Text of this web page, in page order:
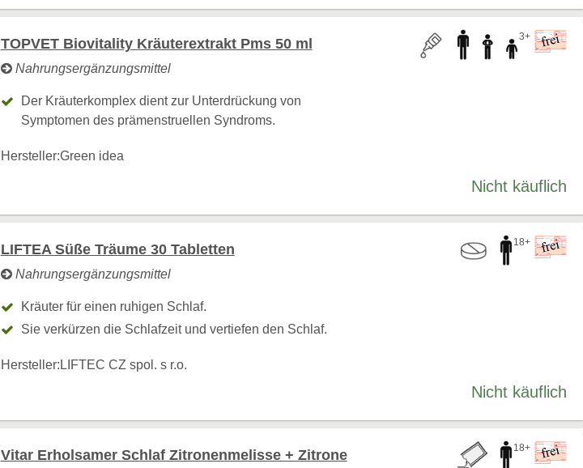
TOPVET Biovitality Kräuterextrakt Pms 50 ml
Nahrungsergänzungsmittel
Der Kräuterkomplex dient zur Unterdrückung von
Symptomen des prämenstruellen Syndroms.
Hersteller:Green idea
3+
Nicht käuflich
LIFTEA Süße Träume 30 Tabletten
Nahrungsergänzungsmittel
Kräuter für einen ruhigen Schlaf.
Sie verkürzen die Schlafzeit und vertiefen den Schlaf.
Hersteller: LIFTEC CZ spol. s r.o.
18+
Nicht käuflich
Vitar Erholsamer Schlaf Zitronenmelisse + Zitrone
18+